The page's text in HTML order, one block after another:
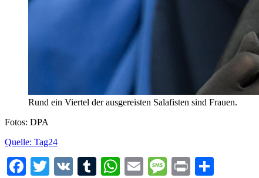
Rund ein Viertel der ausgereisten Salafisten sind Frauen.
Fotos: DPA
Quelle: Tag24
Facebook
Twitter
VK TumblrWhatsApp
EmailMessage
Print